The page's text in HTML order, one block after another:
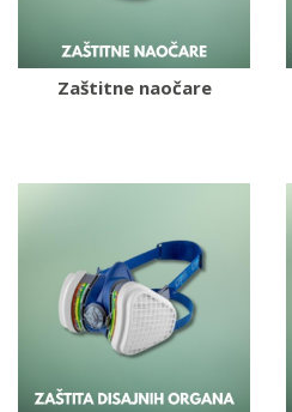
Zaštitne naočare